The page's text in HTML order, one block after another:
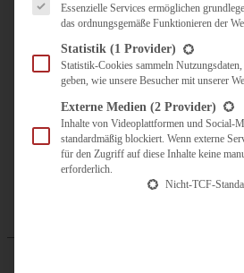
KULINARISCH
ÜBER MICH
ZUSAMMENARBEIT
Essenzielle Services ermöglichen
das ordnungsgemäße Funktionieren der
Statistik (1 Provider)
Statistik-Cookies sammeln
geben, wie unsere Besucher mit unserer
Externe Medien (2 Provider)
Inhalte von Videoplattformen und Social-
standardmäßig blockiert. Wenn externe
für den Zugriff auf diese Inhalte keine
erforderlich.
Nicht-TCF-